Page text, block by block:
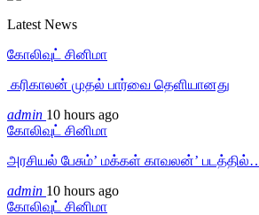
Latest News
கோலிவுட் சினிமா
‎ கரிகாலன் முதல் பார்வை தெளியானது
admin 10 hours ago
கோலிவுட் சினிமா
அரசியல் பேசும்’ மக்கள் காவலன்’
admin 10 hours ago
கோலிவுட் சினிமா